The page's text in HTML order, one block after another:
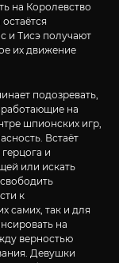
на Королевство
и Тисэ получают
их движение
подозревать,
работающие на
шпионских игр,
Встаёт
и
или искать
к
самих, так и для
на
верностью
Девушки